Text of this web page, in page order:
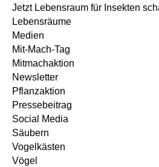
Jetzt Lebensraum für Insekten
Lebensräume
Medien
Mit-Mach-Tag
Mitmachaktion
Newsletter
Pflanzaktion
Pressebeitrag
Social Media
Säubern
Vogelkästen
Vögel